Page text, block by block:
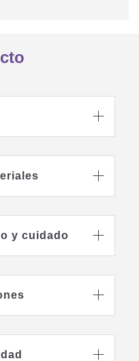


y cuidado 

